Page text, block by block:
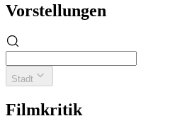
Vorstellungen
Stadt
Filmkritik